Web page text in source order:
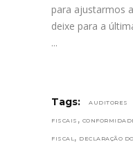
para ajustarmos
deixe para a
Tags: AUDITORES
FISCAIS ,
FISCAL , DECLARAÇÃO DO